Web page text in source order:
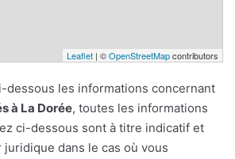
Leaflet | ©OpenStreetMapcontributors
dessous les informations concernant
à La Dorée, toutes les informations
ci-dessous sont à titre indicatif et
juridique dans le cas où vous